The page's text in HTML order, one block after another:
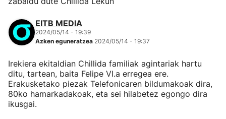
EITB MEDIA
2024/05/14 - 19:39
Azken eguneratzea 2024/05/14 - 19:37
Irekiera ekitaldian Chillida familiak agintariak hartu
ditu, tartean, baita Felipe VI.a erregea ere.
Erakusketako piezak Telefonicaren bildumakoak dira,
80ko hamarkadakoak, eta sei hilabetez egongo dira
ikusgai.